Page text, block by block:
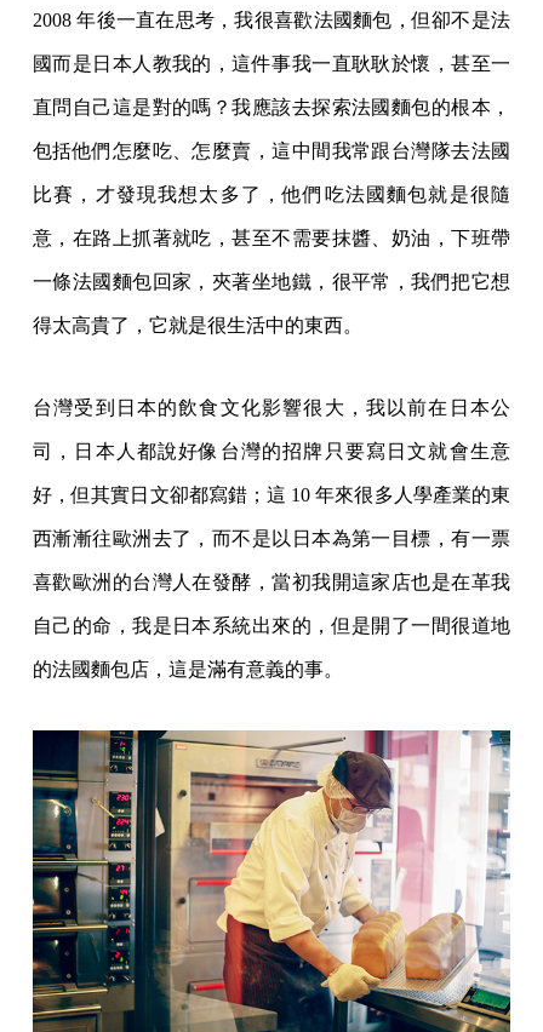
2008 年後一直在思考，我很喜歡法國麵包，但卻不是法
國而是日本人教我的，這件事我一直耿耿於懷，甚至一
直問自己這是對的嗎？我應該去探索法國麵包的根本，
包括他們怎麼吃、怎麼賣，這中間我常跟台灣隊去法國
比賽，才發現我想太多了，他們吃法國麵包就是很隨
意，在路上抓著就吃，甚至不需要抹醬、奶油，下班帶
一條法國麵包回家，夾著坐地鐵，很平常，我們把它想
得太高貴了，它就是很生活中的東西。
台灣受到日本的飲食文化影響很大，我以前在日本公
司，日本人都說好像台灣的招牌只要寫日文就會生意
好，但其實日文卻都寫錯；這 10 年來很多人學產業的東
西漸漸往歐洲去了，而不是以日本為第一目標，有一票
喜歡歐洲的台灣人在發酵，當初我開這家店也是在革我
自己的命，我是日本系統出來的，但是開了一間很道地
的法國麵包店，這是滿有意義的事。